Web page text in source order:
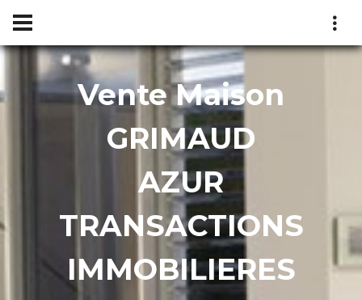
Vente Maison
GRIMAUD
AZUR
TRANSACTIONS
IMMOBILIERES